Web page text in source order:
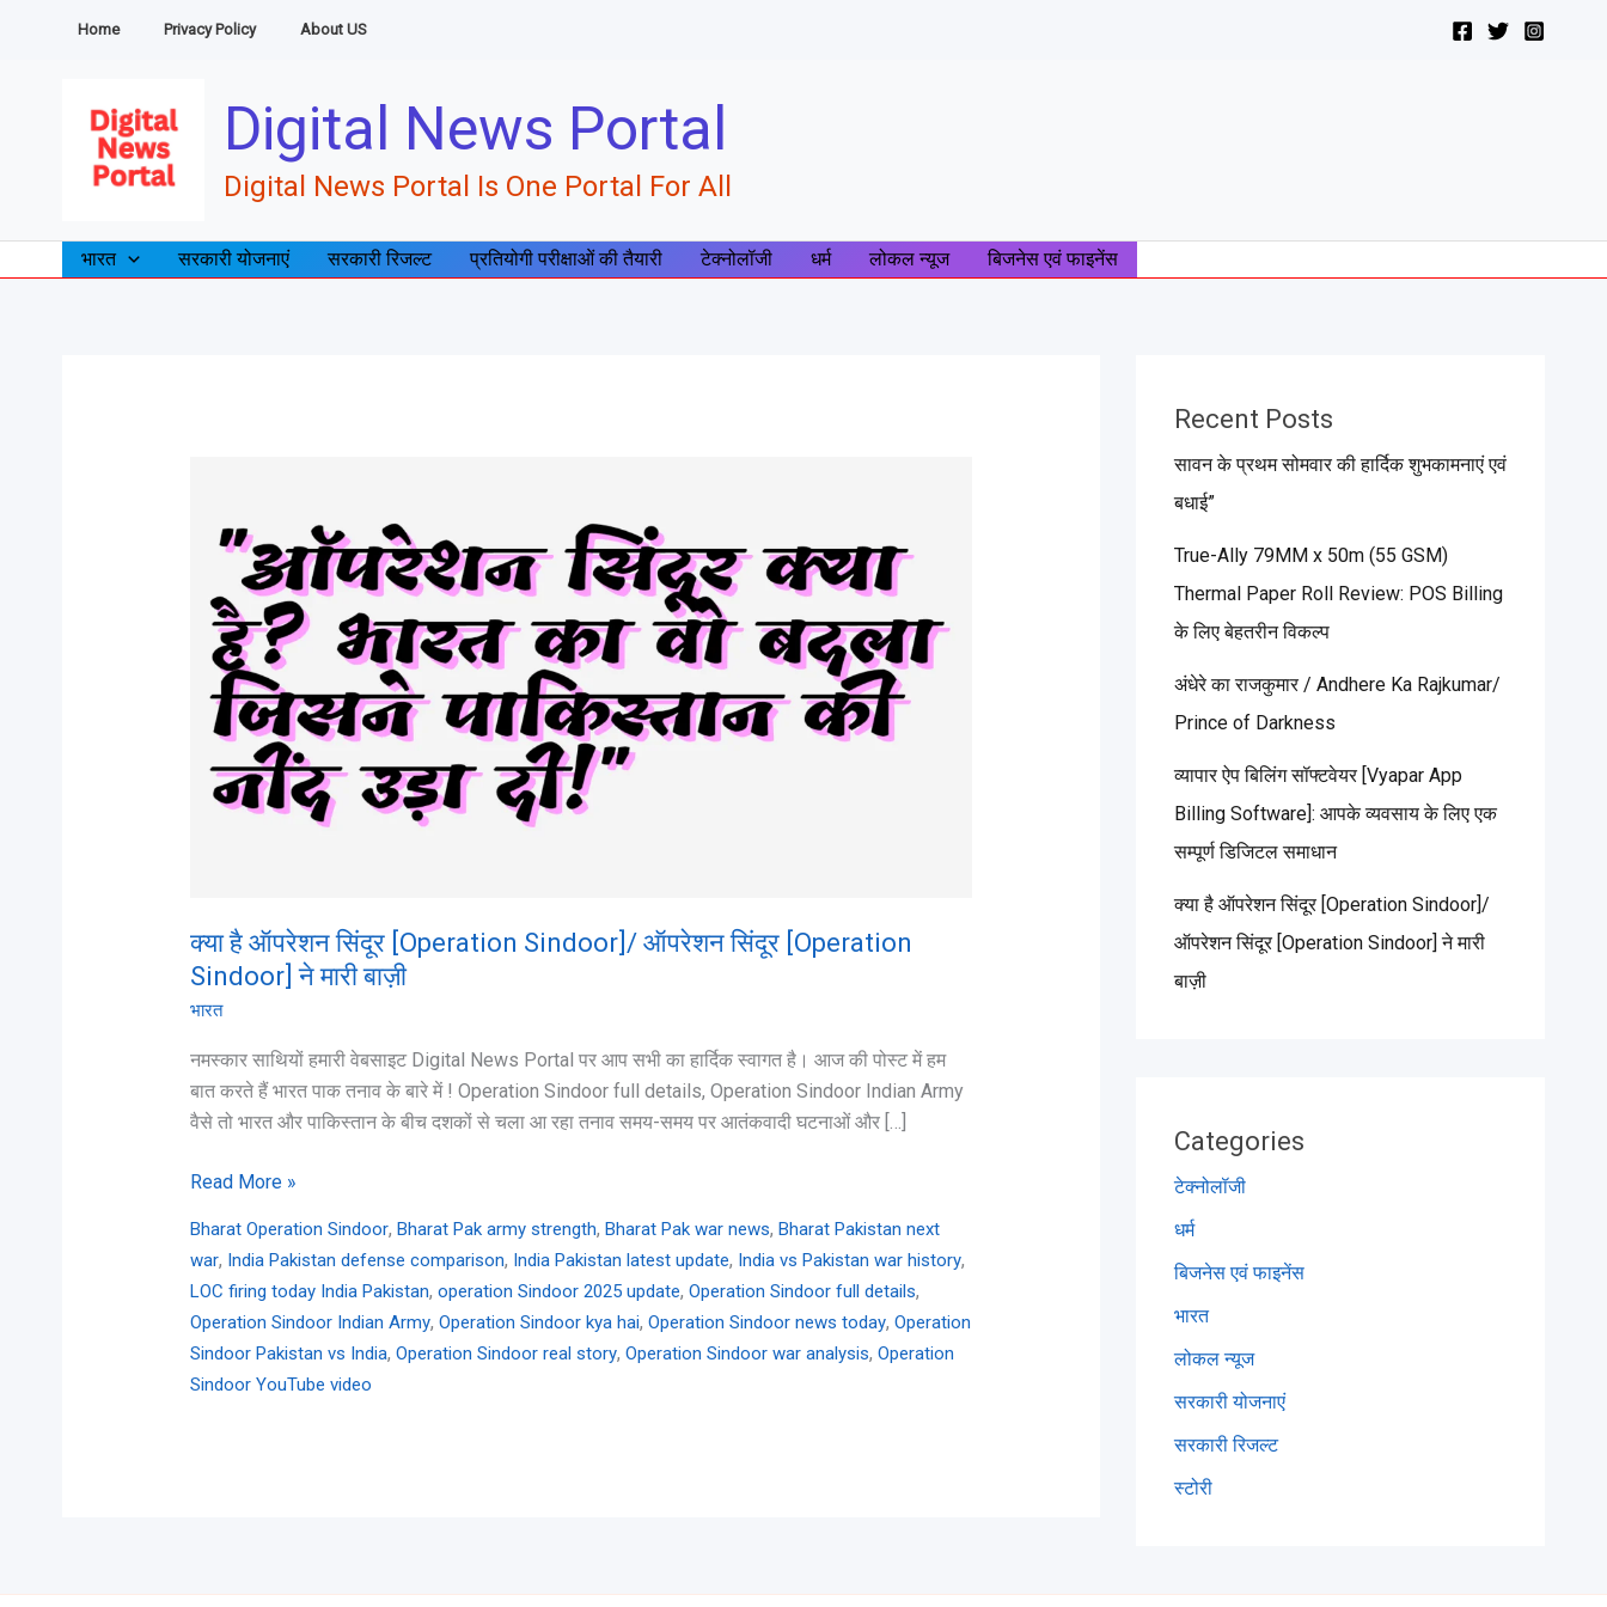
Home Privacy Policy About US
Digital News Portal
Digital News Portal Is One Portal For All
भारत सरकारी योजनाएं सरकारी रिजल्ट प्रतियोगी परीक्षाओं की तैयारी टेक्नोलॉजी धर्म लोकल न्यूज बिजनेस एवं फाइनेंस
क्या है ऑपरेशन सिंदूर [Operation Sindoor]/ ऑपरेशन सिंदूर [Operation
Sindoor] ने मारी बाज़ी
भारत
नमस्कार साथियों हमारी वेबसाइट Digital News Portal पर आप सभी का हार्दिक स्वागत है। आज की पोस्ट में हम
बात करते हैं भारत पाक तनाव के बारे में ! Operation Sindoor full details, Operation Sindoor Indian Army
वैसे तो भारत और पाकिस्तान के बीच दशकों से चला आ रहा तनाव समय-समय पर आतंकवादी घटनाओं और […]
ऑपरेशन
[Operation
Sindoor]/
ऑपरेशन
सिंदूर
[Operation
Sindoor]
Read More »
Bharat Operation Sindoor, Bharat Pak army strength, Bharat Pak war news, Bharat Pakistan next
war, India Pakistan defense comparison, India Pakistan latest update, India vs Pakistan war history,
LOC firing today India Pakistan, operation Sindoor 2025 update, Operation Sindoor full details,
Operation Sindoor Indian Army, Operation Sindoor kya hai, Operation Sindoor news today, Operation
Sindoor Pakistan vs India, Operation Sindoor real story, Operation Sindoor war analysis, Operation
Sindoor YouTube video
Recent Posts
सावन के प्रथम सोमवार की हार्दिक शुभकामनाएं एवं
बधाई”
True-Ally 79MM x 50m (55 GSM)
Thermal Paper Roll Review: POS Billing
के लिए बेहतरीन विकल्प
अंधेरे का राजकुमार / Andhere Ka Rajkumar/
Prince of Darkness
व्यापार ऐप बिलिंग सॉफ्टवेयर [Vyapar App
Billing Software]: आपके व्यवसाय के लिए एक
सम्पूर्ण डिजिटल समाधान
क्या है ऑपरेशन सिंदूर [Operation Sindoor]/
ऑपरेशन सिंदूर [Operation Sindoor] ने मारी
बाज़ी
Categories
टेक्नोलॉजी
धर्म
बिजनेस एवं फाइनेंस
भारत
लोकल न्यूज
सरकारी योजनाएं
सरकारी रिजल्ट
स्टोरी